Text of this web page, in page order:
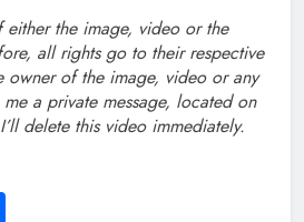
the image, video or the
all rights go to their respective
owner of the image, video or any
a private message, located on
delete this video immediately.